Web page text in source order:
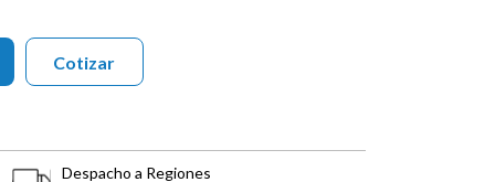
Cotizar
Despacho a Regiones